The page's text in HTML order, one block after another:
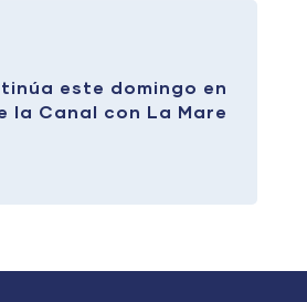
este domingo en
la Canal con La Mare